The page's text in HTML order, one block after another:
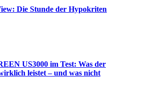
Die Stunde der Hypokriten
US3000 im Test: Was der
leistet – und was nicht